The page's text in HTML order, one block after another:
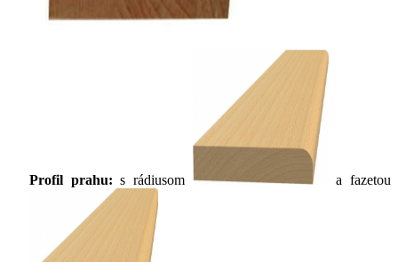
Profil prahu: s rádiusom a fazetou